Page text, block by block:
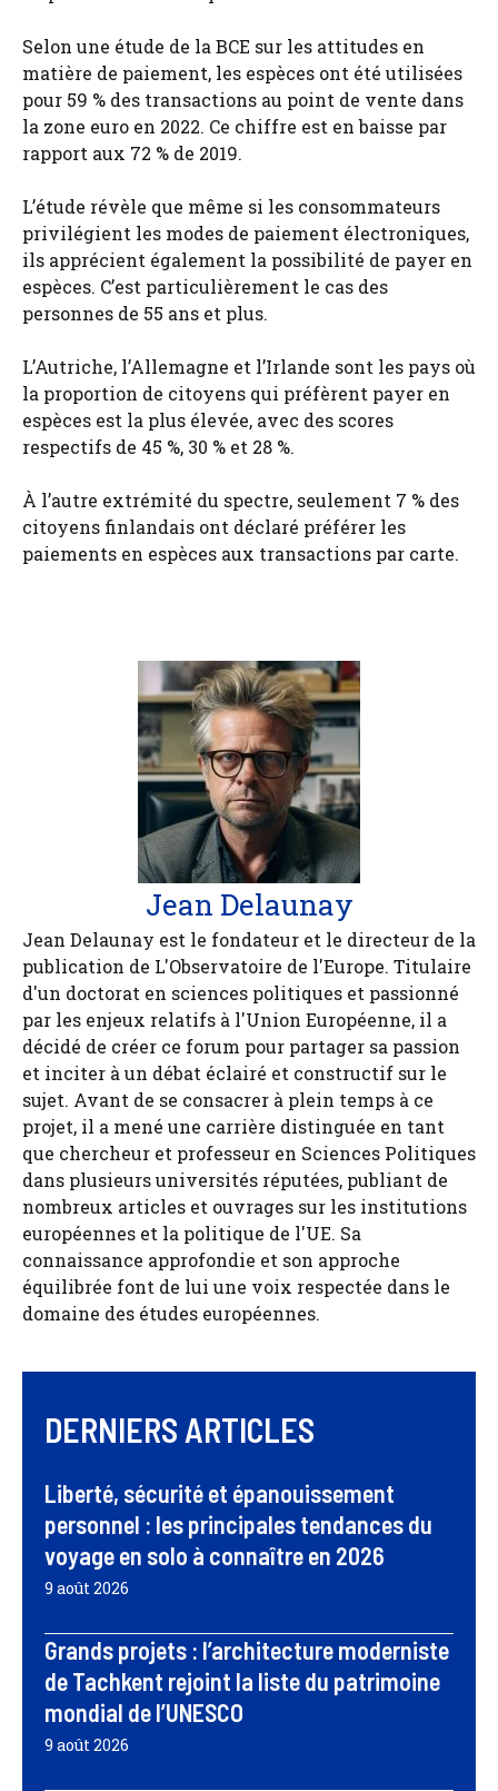
Selon une étude de la BCE sur les attitudes en
matière de paiement, les espèces ont été utilisées
pour 59 % des transactions au point de vente dans
la zone euro en 2022. Ce chiffre est en baisse par
rapport aux 72 % de 2019.
L’étude révèle que même si les consommateurs
privilégient les modes de paiement électroniques,
ils apprécient également la possibilité de payer en
espèces. C’est particulièrement le cas des
personnes de 55 ans et plus.
L’Autriche, l’Allemagne et l’Irlande sont les pays où
la proportion de citoyens qui préfèrent payer en
espèces est la plus élevée, avec des scores
respectifs de 45 %, 30 % et 28 %.
À l’autre extrémité du spectre, seulement 7 % des
citoyens finlandais ont déclaré préférer les
paiements en espèces aux transactions par carte.
Jean Delaunay
Jean Delaunay est le fondateur et le directeur de la
publication de L'Observatoire de l'Europe. Titulaire
d'un doctorat en sciences politiques et passionné
par les enjeux relatifs à l'Union Européenne, il a
décidé de créer ce forum pour partager sa passion
et inciter à un débat éclairé et constructif sur le
sujet. Avant de se consacrer à plein temps à ce
projet, il a mené une carrière distinguée en tant
que chercheur et professeur en Sciences Politiques
dans plusieurs universités réputées, publiant de
nombreux articles et ouvrages sur les institutions
européennes et la politique de l'UE. Sa
connaissance approfondie et son approche
équilibrée font de lui une voix respectée dans le
domaine des études européennes.
DERNIERS ARTICLES
Liberté, sécurité et épanouissement
personnel : les principales tendances du
voyage en solo à connaître en 2026
9 août 2026
Grands projets : l’architecture moderniste
de Tachkent rejoint la liste du patrimoine
mondial de l’UNESCO
9 août 2026